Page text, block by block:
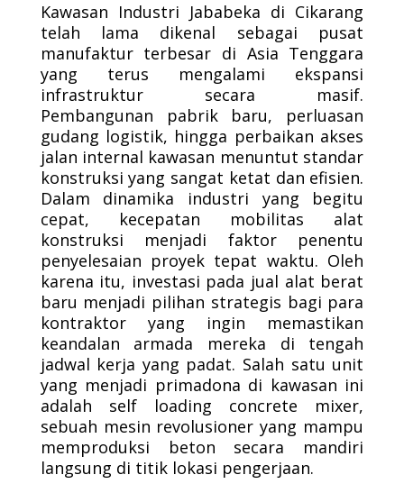
Kawasan Industri Jababeka di Cikarang
telah lama dikenal sebagai pusat
manufaktur terbesar di Asia Tenggara
yang terus mengalami ekspansi
infrastruktur secara masif.
Pembangunan pabrik baru, perluasan
gudang logistik, hingga perbaikan akses
jalan internal kawasan menuntut standar
konstruksi yang sangat ketat dan efisien.
Dalam dinamika industri yang begitu
cepat, kecepatan mobilitas alat
konstruksi menjadi faktor penentu
penyelesaian proyek tepat waktu. Oleh
karena itu, investasi pada jual alat berat
baru menjadi pilihan strategis bagi para
kontraktor yang ingin memastikan
keandalan armada mereka di tengah
jadwal kerja yang padat. Salah satu unit
yang menjadi primadona di kawasan ini
adalah self loading concrete mixer,
sebuah mesin revolusioner yang mampu
memproduksi beton secara mandiri
langsung di titik lokasi pengerjaan.